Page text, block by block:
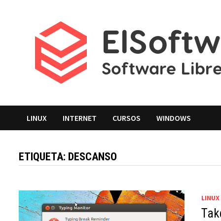
LINUX INTERNET CURSOS WINDOWS
ETIQUETA: DESCANSO
LINUX